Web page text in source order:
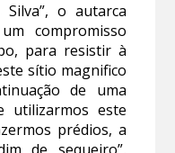
o autarca
compromisso
para resistir à
sítio magnifico
de uma
utilizarmos este
prédios, a